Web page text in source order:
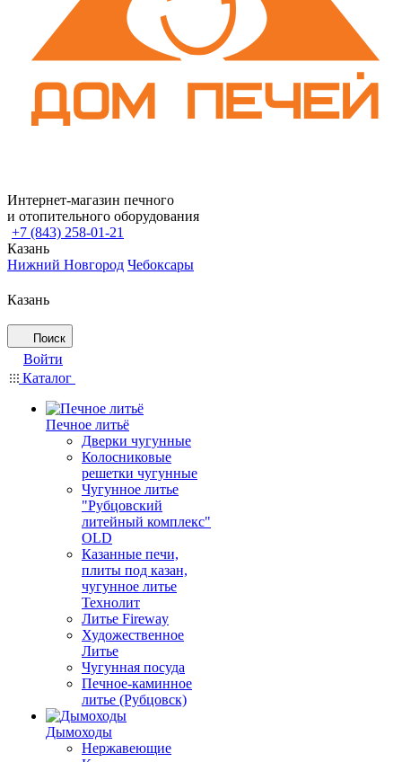
Интернет-магазин печного
и отопительного оборудования
+7 (843) 258-01-21
Казань
Нижний Новгород Чебоксары
Казань
Поиск
Войти
Каталог
Печное литьё
Дверки чугунные
Колосниковые
решетки чугунные
Чугунное литье
"Рубцовский
литейный комплекс"
OLD
Казанные печи,
плиты под казан,
чугунное литье
Технолит
Литье Fireway
Художественное
Литье
Чугунная посуда
Печное-каминное
литье (Рубцовск)
Дымоходы
Нержавеющие